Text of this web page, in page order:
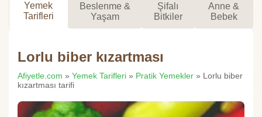
Yemek
Tarifleri
Beslenme &
Yaşam
Şifalı
Bitkiler
Anne &
Bebek
Lorlu biber kızartması
Afiyetle.com » Yemek Tarifleri » Pratik Yemekler » Lorlu biber
kızartması tarifi